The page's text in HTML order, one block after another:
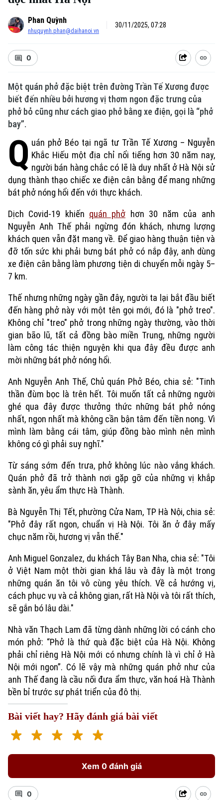
Xu hướng
Phan Quỳnh
nhuquynh.phan@daihanoi.vn
30/11/2025, 07:28
0
Một quán phở đặc biệt trên đường Trần Tế Xương được
biết đến nhiều bởi hương vị thơm ngon đặc trưng của
phở bỏ cũng như cách giao phở bằng xe điện, gọi là “phở
bay”.
Q uán phở Béo tại ngã tư Trần Tế Xương – Nguyễn
Khắc Hiếu một địa chỉ nổi tiếng hơn 30 năm nay,
người bán hàng chắc có lẽ là duy nhất ở Hà Nội sử
dụng thành thạo chiếc xe điện cân bằng để mang những
bát phở nóng hổi đến với thực khách.
Dịch Covid-19 khiến quán phở hơn 30 năm của anh
Nguyễn Anh Thế phải ngừng đón khách, nhưng lượng
khách quen vẫn đặt mang về. Để giao hàng thuận tiện và
đỡ tốn sức khi phải bưng bát phở có nắp đậy, anh dùng
xe điện cân bằng làm phương tiện di chuyển mỗi ngày 5–
7 km.
Thế nhưng những ngày gần đây, người ta lại bắt đầu biết
đến hàng phở này với một tên gọi mới, đó là "phở treo".
Không chỉ "treo" phở trong những ngày thường, vào thời
gian bão lũ, tất cả đồng bào miền Trung, những người
làm công tác thiện nguyện khi qua đây đều được anh
mời những bát phở nóng hổi.
Anh Nguyễn Anh Thế, Chủ quán Phở Béo, chia sẻ: "Tinh
thần đùm bọc là trên hết. Tôi muốn tất cả những người
ghé qua đây được thưởng thức những bát phở nóng
nhất, ngon nhất mà không cần bận tâm đến tiền nong. Vì
mình làm bằng cái tâm, giúp đồng bào mình nên mình
không có gì phải suy nghĩ."
Từ sáng sớm đến trưa, phở không lúc nào vắng khách.
Quán phở đã trở thành nơi gặp gỡ của những vị khắp
sành ăn, yêu ẩm thực Hà Thành.
Bà Nguyễn Thị Tết, phường Cửa Nam, TP Hà Nội, chia sẻ:
"Phở đây rất ngon, chuẩn vị Hà Nội. Tôi ăn ở đây mấy
chục năm rồi, hương vị vẫn thế."
Anh Miguel Gonzalez, du khách Tây Ban Nha, chia sẻ: "Tôi
ở Việt Nam một thời gian khá lâu và đây là một trong
những quán ăn tôi vô cùng yêu thích. Về cả hướng vị,
cách phục vụ và cả không gian, rất Hà Nội và tôi rất thích,
sẽ gắn bó lâu dài."
Nhà văn Thạch Lam đã từng dành những lời có cánh cho
món phở: “Phở là thứ quà đặc biệt của Hà Nội. Không
phải chỉ riêng Hà Nội mới có nhưng chính là vì chỉ ở Hà
Nội mới ngon”. Có lẽ vậy mà những quán phở như của
anh Thế đang là cầu nối đưa ẩm thực, văn hoá Hà Thành
bền bỉ trước sự phát triển của đô thị.
Bài viết hay? Hãy đánh giá bài viết
Xem 0 đánh giá
0